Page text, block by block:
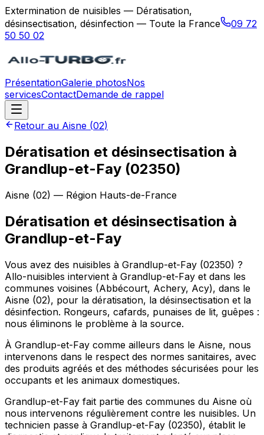
Extermination de nuisibles — Dératisation,
désinsectisation, désinfection — Toute la France
09 72
50 50 02
PrésentationGalerie photosNos
servicesContactDemande de rappel
Retour au Aisne (02)
Dératisation et désinsectisation à
Grandlup-et-Fay (02350)
Aisne (02) — Région Hauts-de-France
Dératisation et désinsectisation à
Grandlup-et-Fay
Vous avez des nuisibles à Grandlup-et-Fay (02350) ?
Allo-nuisibles intervient à Grandlup-et-Fay et dans les
communes voisines (Abbécourt, Achery, Acy), dans le
Aisne (02), pour la dératisation, la désinsectisation et la
désinfection. Rongeurs, cafards, punaises de lit, guêpes :
nous éliminons le problème à la source.
À Grandlup-et-Fay comme ailleurs dans le Aisne, nous
intervenons dans le respect des normes sanitaires, avec
des produits agréés et des méthodes sécurisées pour les
occupants et les animaux domestiques.
Grandlup-et-Fay fait partie des communes du Aisne où
nous intervenons régulièrement contre les nuisibles. Un
technicien passe à Grandlup-et-Fay (02350), établit le